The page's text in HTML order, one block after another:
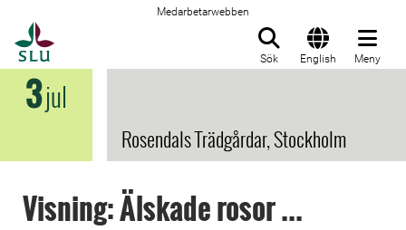
Medarbetarwebben
Sök English Meny
3jul
Rosendals Trädgårdar, Stockholm
Visning: Älskade rosor ...